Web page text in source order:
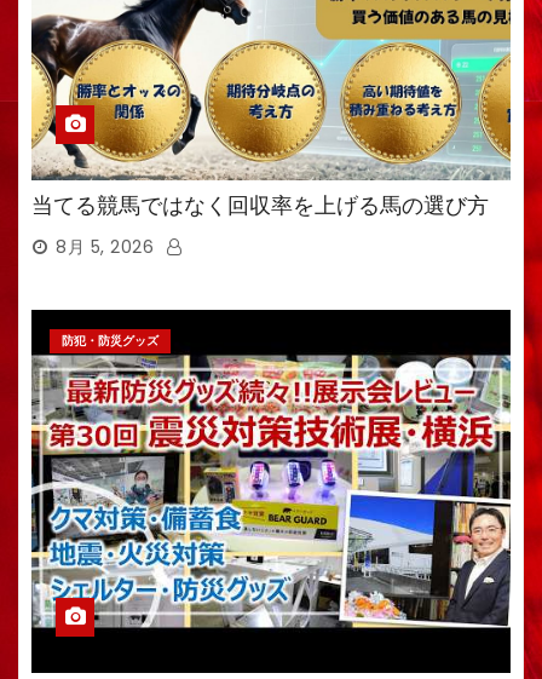
当てる競馬ではなく回収率を上げる馬の選び方
8月 5, 2026
防犯・防災グッズ